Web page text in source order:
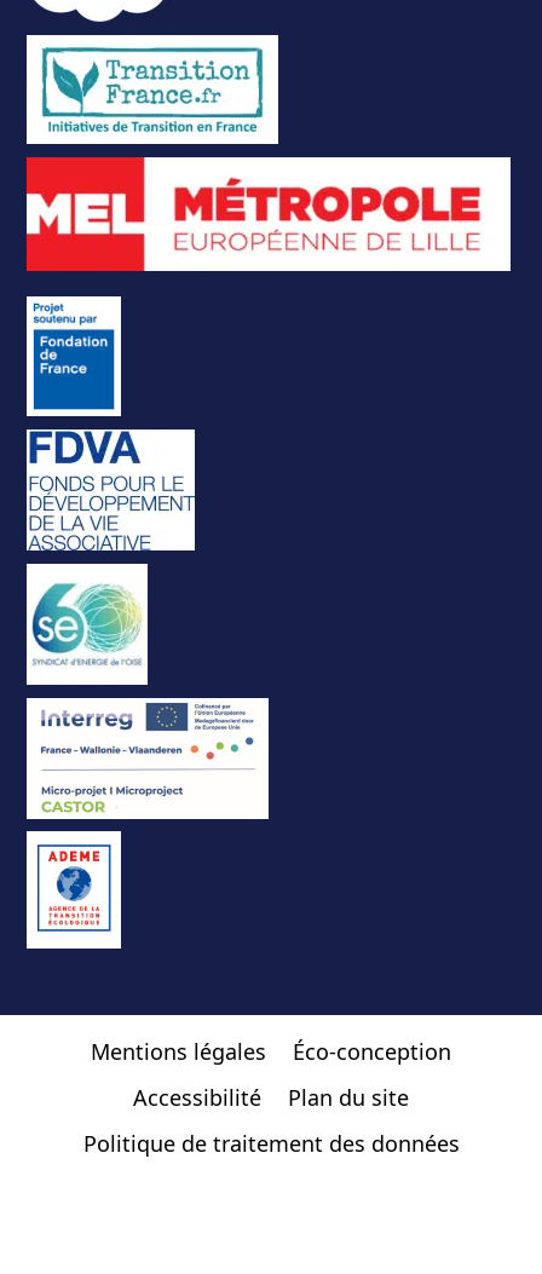
Mentions légales
Éco-conception
Accessibilité
Plan du site
Politique de traitement des données